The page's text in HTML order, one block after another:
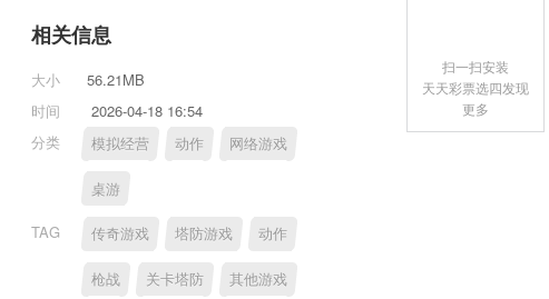
相关信息
大小
56.21MB
时间
2026-04-18 16:54
分类
模拟经营 动作 网络游戏
桌游
TAG 传奇游戏 塔防游戏 动作
枪战 关卡塔防 其他游戏
扫一扫安装
天天彩票选四发现
更多